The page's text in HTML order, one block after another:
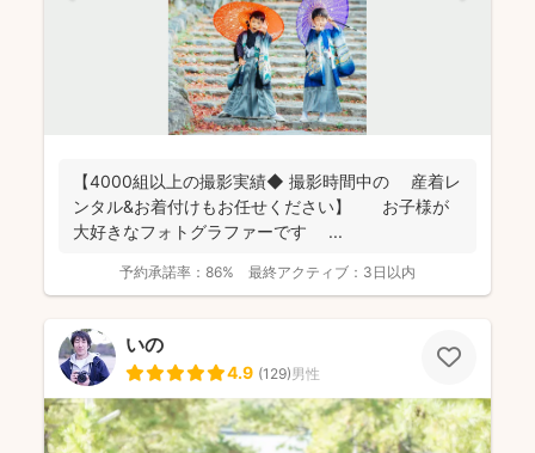
【4000組以上の撮影実績◆ 撮影時間中の 産着レ
ンタル&お着付けもお任せください】 お子様が
大好きなフォトグラファーです ...
予約承諾率： 86% 最終アクティブ： 3日以内
いの
4.9 (129)男性